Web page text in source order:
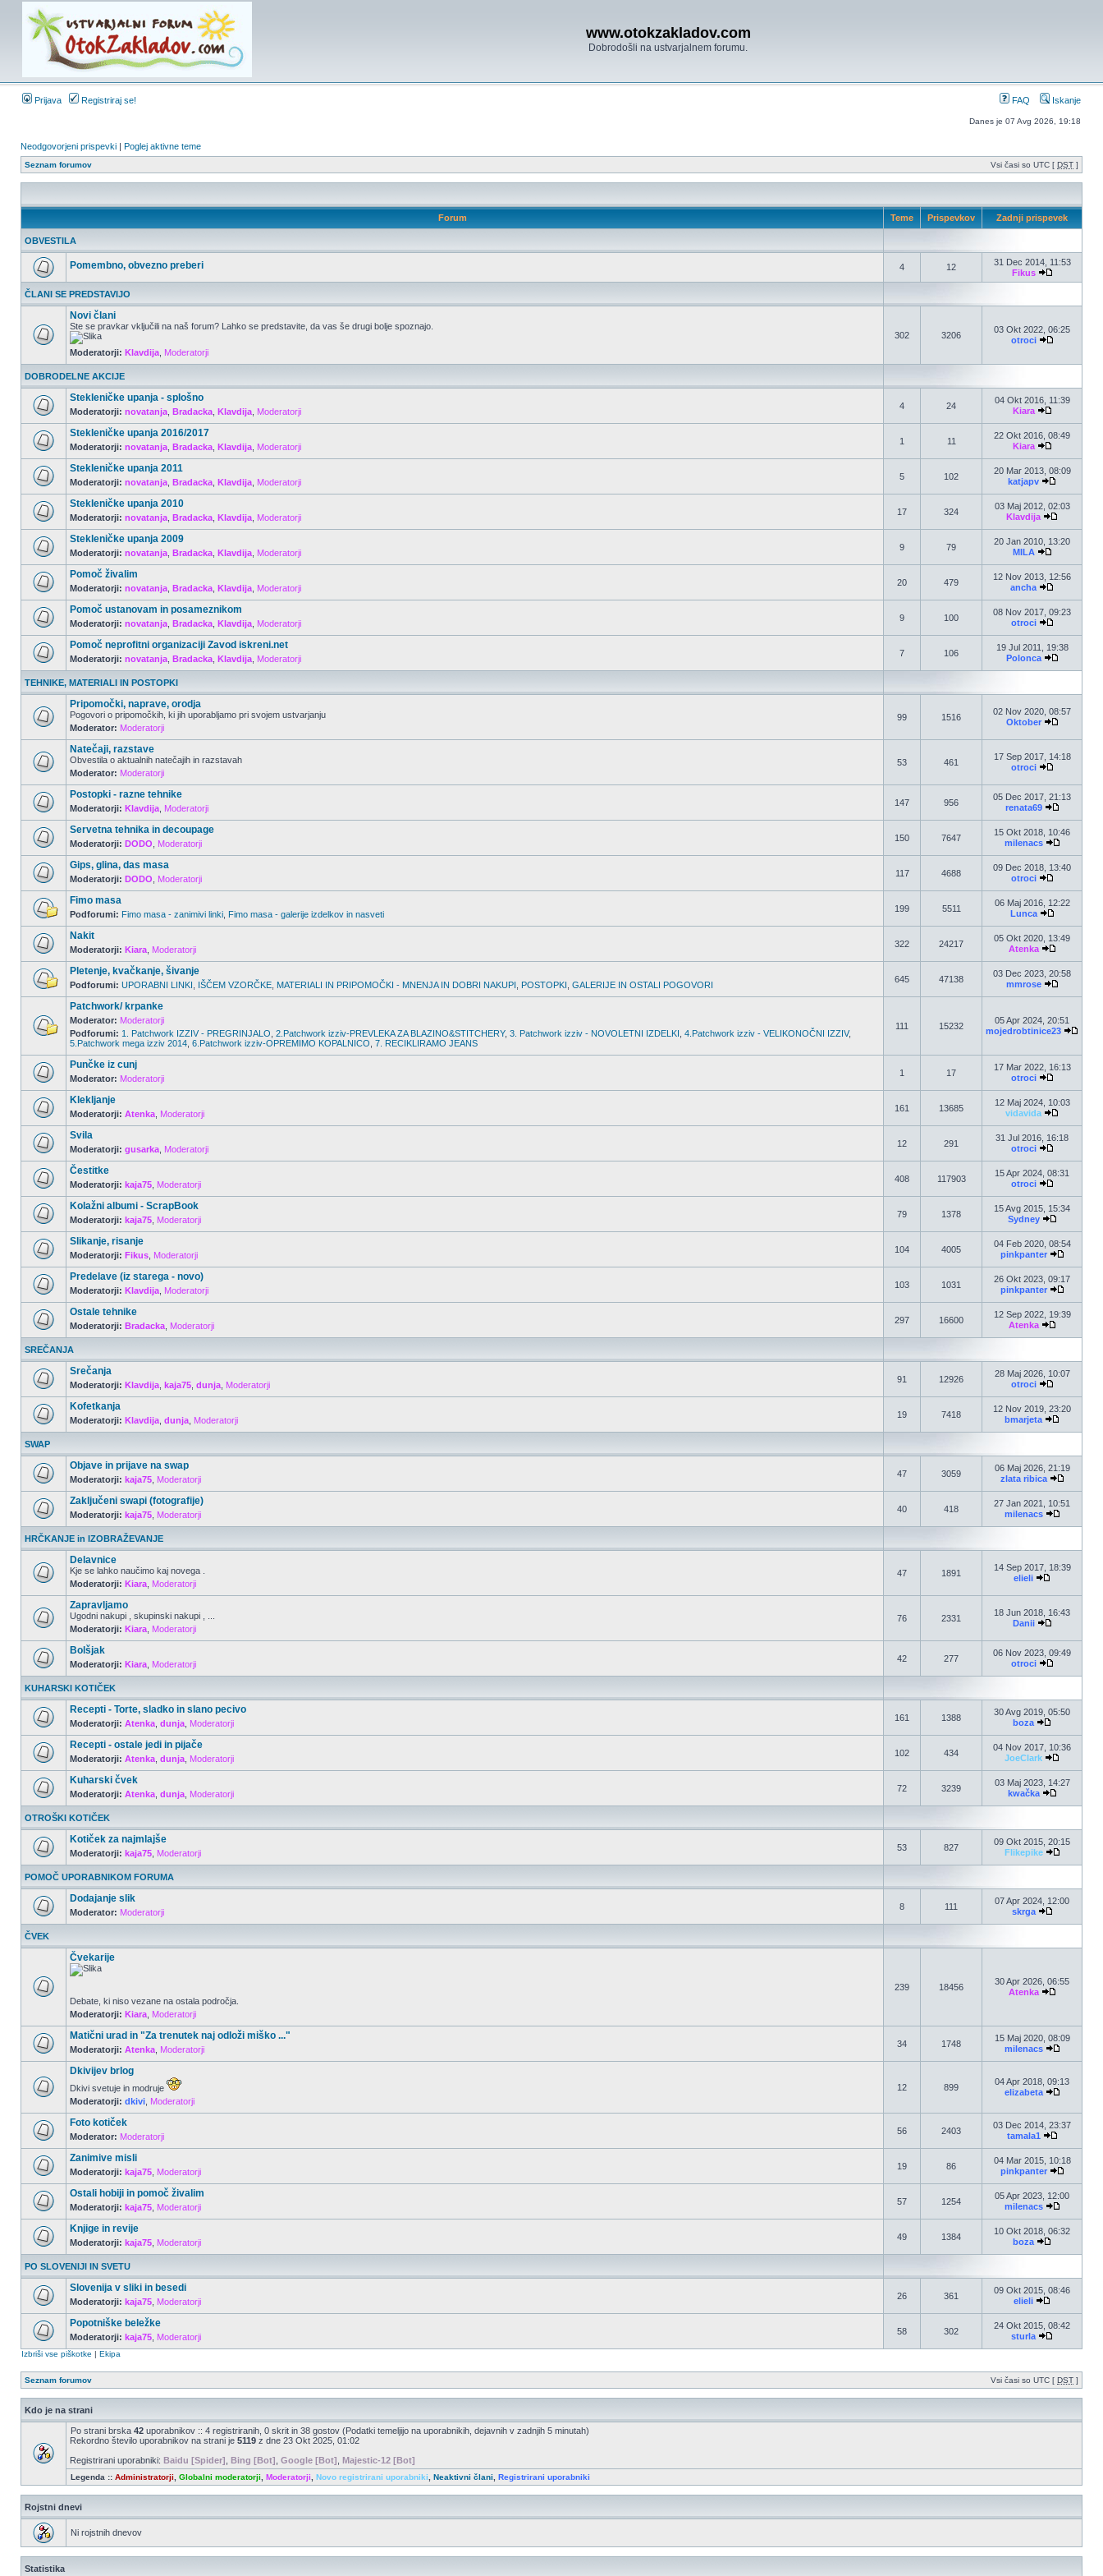
www.otokzakladov.com
Dobrodošli na ustvarjalnem forumu.
Prijava Registriraj se! FAQ Iskanje
Danes je 07 Avg 2026, 19:18
Neodgovorjeni prispevki | Poglej aktivne teme
Seznam forumov Vsi časi so UTC [ DST ]
Forum Teme Prispevkov Zadnji prispevek
OBVESTILA
Pomembno, obvezno preberi 4 12
31 Dec 2014, 11:53
Fikus
ČLANI SE PREDSTAVIJO
Novi člani
Ste se pravkar vključili na naš forum? Lahko se predstavite, da vas še drugi bolje spoznajo.
Moderatorji: Klavdija Moderatorji
302 3206
03 Okt 2022, 06:25
otroci
DOBRODELNE AKCIJE
Stekleničke upanja - splošno
Moderatorji: novatanja Bradacka Klavdija Moderatorji
4 24
04 Okt 2016, 11:39
Kiara
Stekleničke upanja 2016/2017
Moderatorji: novatanja Bradacka Klavdija Moderatorji
1 11
22 Okt 2016, 08:49
Kiara
Stekleničke upanja 2011
Moderatorji: novatanja Bradacka Klavdija Moderatorji
5 102
20 Mar 2013, 08:09
katjapv
Stekleničke upanja 2010
Moderatorji: novatanja Bradacka Klavdija Moderatorji
17 324
03 Maj 2012, 02:03
Klavdija
Stekleničke upanja 2009
Moderatorji: novatanja Bradacka Klavdija Moderatorji
9 79
20 Jan 2010, 13:20
MILA
Pomoč živalim
Moderatorji: novatanja Bradacka Klavdija Moderatorji
20 479
12 Nov 2013, 12:56
ancha
Pomoč ustanovam in posameznikom
Moderatorji: novatanja Bradacka Klavdija Moderatorji
9 100
08 Nov 2017, 09:23
otroci
Pomoč neprofitni organizaciji Zavod iskreni.net
Moderatorji: novatanja Bradacka Klavdija Moderatorji
7 106
19 Jul 2011, 19:38
Polonca
TEHNIKE, MATERIALI IN POSTOPKI
Pripomočki, naprave, orodja
Pogovori o pripomočkih, ki jih uporabljamo pri svojem ustvarjanju
Moderator: Moderatorji
99 1516
02 Nov 2020, 08:57
Oktober
Natečaji, razstave
Obvestila o aktualnih natečajih in razstavah
Moderator: Moderatorji
53 461
17 Sep 2017, 14:18
otroci
Postopki - razne tehnike
Moderatorji: Klavdija Moderatorji
147 956
05 Dec 2017, 21:13
renata69
Servetna tehnika in decoupage
Moderatorji: DODO Moderatorji
150 7647
15 Okt 2018, 10:46
milenacs
Gips, glina, das masa
Moderatorji: DODO Moderatorji
117 4688
09 Dec 2018, 13:40
otroci
Fimo masa
Podforumi: Fimo masa - zanimivi linki Fimo masa - galerije izdelkov in nasveti
199 5511
06 Maj 2016, 12:22
Lunca
Nakit
Moderatorji: Kiara Moderatorji
322 24217
05 Okt 2020, 13:49
Atenka
Pletenje, kvačkanje, šivanje
Podforumi: UPORABNI LINKI IŠČEM VZORČKE MATERIALI IN PRIPOMOČKI - MNENJA IN DOBRI NAKUPI POSTOPKI GALERIJE IN OSTALI POGOVORI
645 47138
03 Dec 2023, 20:58
mmrose
Patchwork/ krpanke
Moderator: Moderatorji
Podforumi: 1. Patchwork IZZIV - PREGRINJALO 2.Patchwork izziv-PREVLEKA ZA BLAZINO&STITCHERY, 3. Patchwork izziv - NOVOLETNI IZDELKI 4.Patchwork izziv - VELIKONOČNI IZZIV,
5.Patchwork mega izziv 2014 6.Patchwork izziv-OPREMIMO KOPALNICO 7. RECIKLIRAMO JEANS
111 15232
05 Apr 2024, 20:51
mojedrobtinice23
Punčke iz cunj
Moderator: Moderatorji
1 17
17 Mar 2022, 16:13
otroci
Klekljanje
Moderatorji: Atenka Moderatorji
161 13685
12 Maj 2024, 10:03
vidavida
Svila
Moderatorji: gusarka Moderatorji
12 291
31 Jul 2016, 16:18
otroci
Čestitke
Moderatorji: kaja75 Moderatorji
408 117903
15 Apr 2024, 08:31
otroci
Kolažni albumi - ScrapBook
Moderatorji: kaja75 Moderatorji
79 1378
15 Avg 2015, 15:34
Sydney
Slikanje, risanje
Moderatorji: Fikus Moderatorji
104 4005
04 Feb 2020, 08:54
pinkpanter
Predelave (iz starega - novo)
Moderatorji: Klavdija Moderatorji
103 1031
26 Okt 2023, 09:17
pinkpanter
Ostale tehnike
Moderatorji: Bradacka Moderatorji
297 16600
12 Sep 2022, 19:39
Atenka
SREČANJA
Srečanja
Moderatorji: Klavdija kaja75 dunja Moderatorji
91 12926
28 Maj 2026, 10:07
otroci
Kofetkanja
Moderatorji: Klavdija dunja Moderatorji
19 7418
12 Nov 2019, 23:20
bmarjeta
SWAP
Objave in prijave na swap
Moderatorji: kaja75 Moderatorji
47 3059
06 Maj 2026, 21:19
zlata ribica
Zaključeni swapi (fotografije)
Moderatorji: kaja75 Moderatorji
40 418
27 Jan 2021, 10:51
milenacs
HRČKANJE in IZOBRAŽEVANJE
Delavnice
Kje se lahko naučimo kaj novega .
Moderatorji: Kiara Moderatorji
47 1891
14 Sep 2017, 18:39
elieli
Zapravljamo
Ugodni nakupi , skupinski nakupi , ...
Moderatorji: Kiara Moderatorji
76 2331
18 Jun 2018, 16:43
Danii
Bolšjak
Moderatorji: Kiara Moderatorji
42 277
06 Nov 2023, 09:49
otroci
KUHARSKI KOTIČEK
Recepti - Torte, sladko in slano pecivo
Moderatorji: Atenka dunja Moderatorji
161 1388
30 Avg 2019, 05:50
boza
Recepti - ostale jedi in pijače
Moderatorji: Atenka dunja Moderatorji
102 434
04 Nov 2017, 10:36
JoeClark
Kuharski čvek
Moderatorji: Atenka dunja Moderatorji
72 3239
03 Maj 2023, 14:27
kwačka
OTROŠKI KOTIČEK
Kotiček za najmlajše
Moderatorji: kaja75 Moderatorji
53 827
09 Okt 2015, 20:15
Flikepike
POMOČ UPORABNIKOM FORUMA
Dodajanje slik
Moderator: Moderatorji
8 111
07 Apr 2024, 12:00
skrga
ČVEK
Čvekarije
Debate, ki niso vezane na ostala področja.
Moderatorji: Kiara Moderatorji
239 18456
30 Apr 2026, 06:55
Atenka
Matični urad in "Za trenutek naj odloži miško ..."
Moderatorji: Atenka Moderatorji
34 1748
15 Maj 2020, 08:09
milenacs
Dkivijev brlog
Dkivi svetuje in modruje
Moderatorji: dkivi Moderatorji
12 899
04 Apr 2018, 09:13
elizabeta
Foto kotiček
Moderator: Moderatorji
56 2403
03 Dec 2014, 23:37
tamala1
Zanimive misli
Moderatorji: kaja75 Moderatorji
19 86
04 Mar 2015, 10:18
pinkpanter
Ostali hobiji in pomoč živalim
Moderatorji: kaja75 Moderatorji
57 1254
05 Apr 2023, 12:00
milenacs
Knjige in revije
Moderatorji: kaja75 Moderatorji
49 1384
10 Okt 2018, 06:32
boza
PO SLOVENIJI IN SVETU
Slovenija v sliki in besedi
Moderatorji: kaja75 Moderatorji
26 361
09 Okt 2015, 08:46
elieli
Popotniške beležke
Moderatorji: kaja75 Moderatorji
58 302
24 Okt 2015, 08:42
sturla
Izbriši vse piškotke | Ekipa
Seznam forumov Vsi časi so UTC [ DST ]
Kdo je na strani
Po strani brska 42 uporabnikov :: 4 registriranih, 0 skrit in 38 gostov (Podatki temeljijo na uporabnikih, dejavnih v zadnjih 5 minutah)
Rekordno število uporabnikov na strani je 5119 z dne 23 Okt 2025, 01:02
Registrirani uporabniki: Baidu [Spider] Bing [Bot] Google [Bot] Majestic-12 [Bot]
Legenda :: Administratorji Globalni moderatorji Moderatorji Novo registrirani uporabniki Neaktivni člani Registrirani uporabniki
Rojstni dnevi
Ni rojstnih dnevov
Statistika